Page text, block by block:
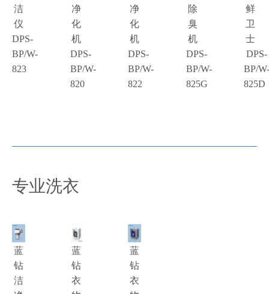
洁
仪
DPS-
BP/W-
823
净
化
机
DPS-
BP/W-
820
净
化
机
DPS-
BP/W-
822
除
臭
机
DPS-
BP/W-
825G
鲜
卫
士
DPS-
BP/
825D
专业洗衣
蓝
钻
洁
蓝
钻
衣
蓝
钻
衣